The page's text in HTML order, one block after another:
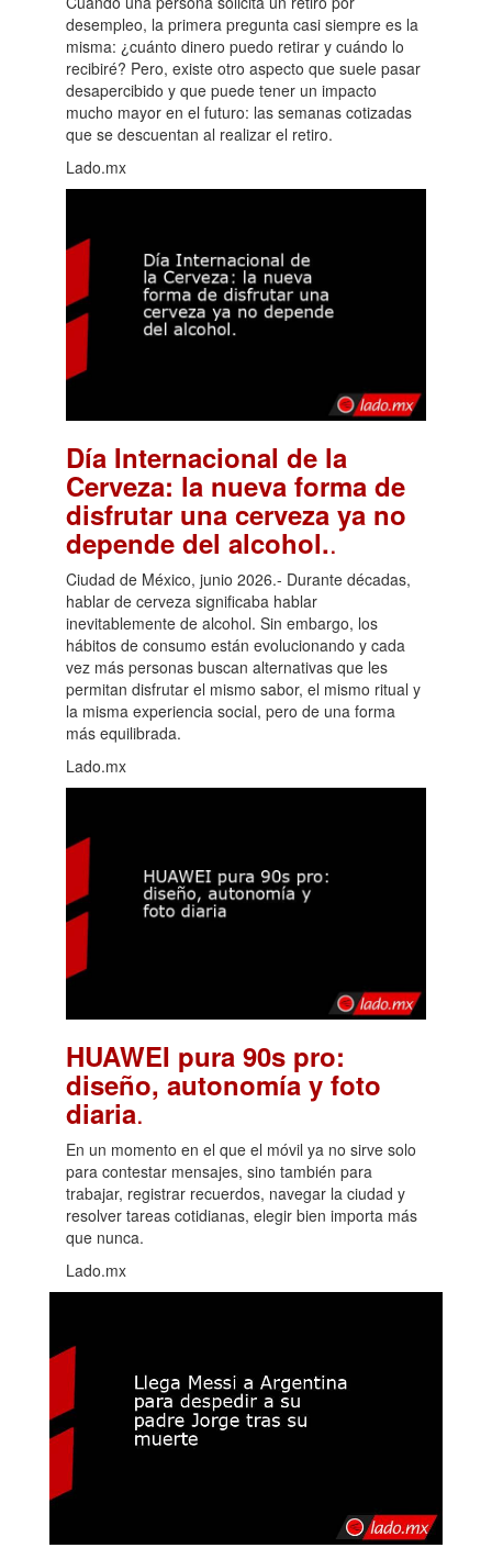
desempleo, la primera pregunta casi siempre es la
misma: ¿cuánto dinero puedo retirar y cuándo lo
recibiré? Pero, existe otro aspecto que suele pasar
desapercibido y que puede tener un impacto
mucho mayor en el futuro: las semanas cotizadas
que se descuentan al realizar el retiro.
Lado.mx
Día Internacional de la
Cerveza: la nueva forma de
disfrutar una cerveza ya no
depende del alcohol..
Ciudad de México, junio 2026.- Durante décadas,
hablar de cerveza significaba hablar
inevitablemente de alcohol. Sin embargo, los
hábitos de consumo están evolucionando y cada
vez más personas buscan alternativas que les
permitan disfrutar el mismo sabor, el mismo ritual y
la misma experiencia social, pero de una forma
más equilibrada.
Lado.mx
HUAWEI pura 90s pro:
diseño, autonomía y foto
diaria.
En un momento en el que el móvil ya no sirve solo
para contestar mensajes, sino también para
trabajar, registrar recuerdos, navegar la ciudad y
resolver tareas cotidianas, elegir bien importa más
que nunca.
Lado.mx